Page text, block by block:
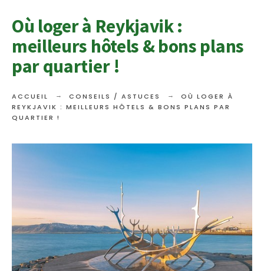
Où loger à Reykjavik :
meilleurs hôtels & bons plans
par quartier !
ACCUEIL CONSEILS / ASTUCES
OÙ LOGER À
REYKJAVIK : MEILLEURS HÔTELS & BONS PLANS PAR
QUARTIER !